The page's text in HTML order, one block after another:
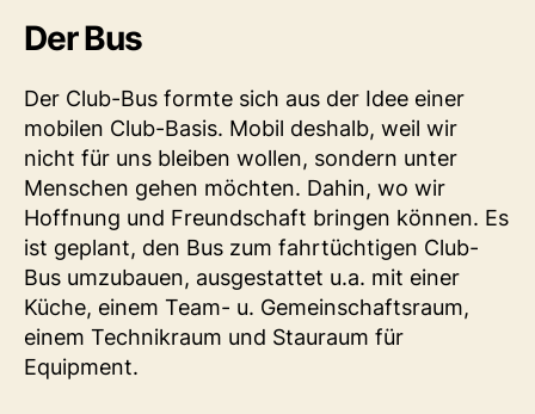
Der Bus
Der Club-Bus formte sich aus der Idee einer
mobilen Club-Basis. Mobil deshalb, weil wir
nicht für uns bleiben wollen, sondern unter
Menschen gehen möchten. Dahin, wo wir
Hoffnung und Freundschaft bringen können. Es
ist geplant, den Bus zum fahrtüchtigen Club-
Bus umzubauen, ausgestattet u.a. mit einer
Küche, einem Team- u. Gemeinschaftsraum,
einem Technikraum und Stauraum für
Equipment.